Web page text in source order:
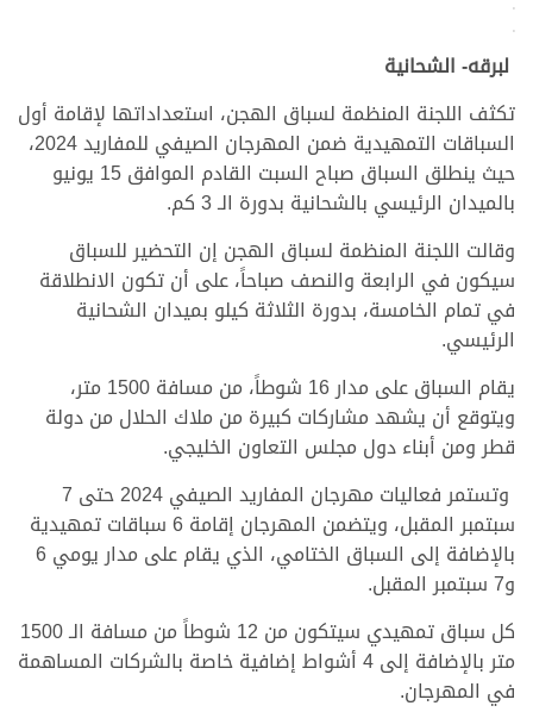
>
>
لبرقه- الشحانية
تكثف اللجنة المنظمة لسباق الهجن، استعداداتها لإقامة أول
السباقات التمهيدية ضمن المهرجان الصيفي للمفاريد 2024،
حيث ينطلق السباق صباح السبت القادم الموافق 15 يونيو
بالميدان الرئيسي بالشحانية بدورة الـ 3 كم.
وقالت اللجنة المنظمة لسباق الهجن إن التحضير للسباق
سيكون في الرابعة والنصف صباحاً، على أن تكون الانطلاقة
في تمام الخامسة، بدورة الثلاثة كيلو بميدان الشحانية
الرئيسي.
يقام السباق على مدار 16 شوطاً، من مسافة 1500 متر،
ويتوقع أن يشهد مشاركات كبيرة من ملاك الحلال من دولة
قطر ومن أبناء دول مجلس التعاون الخليجي.
وتستمر فعاليات مهرجان المفاريد الصيفي 2024 حتى 7
سبتمبر المقبل، ويتضمن المهرجان إقامة 6 سباقات تمهيدية
بالإضافة إلى السباق الختامي، الذي يقام على مدار يومي 6
و7 سبتمبر المقبل.
كل سباق تمهيدي سيتكون من 12 شوطاً من مسافة الـ 1500
متر بالإضافة إلى 4 أشواط إضافية خاصة بالشركات المساهمة
في المهرجان.